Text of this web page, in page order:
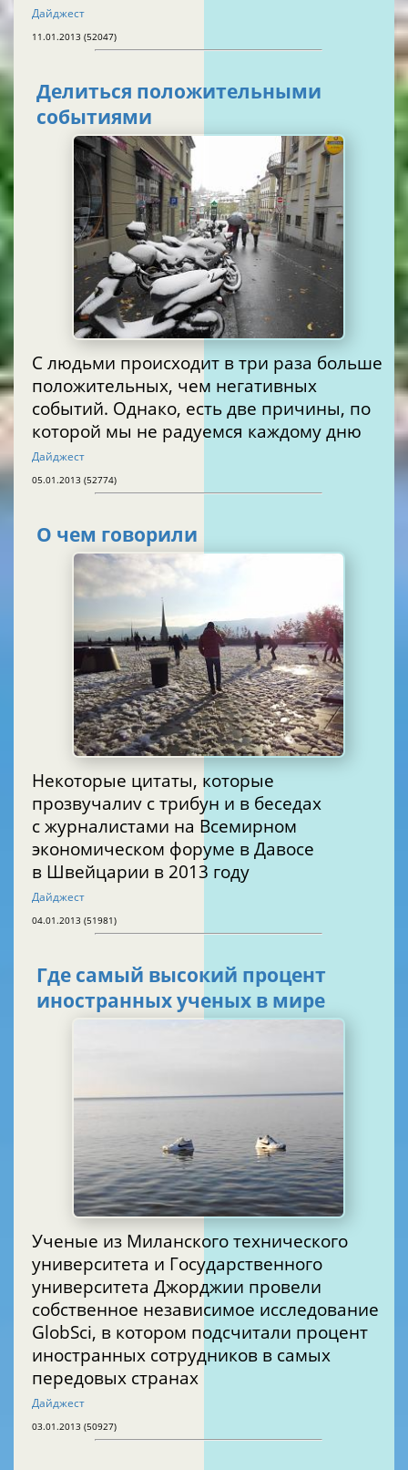
Дайджест
11.01.2013 (52047)
Делиться положительными
событиями
С людьми происходит в три раза больше
положительных, чем негативных
событий. Однако, есть две причины, по
которой мы не радуемся каждому дню
Дайджест
05.01.2013 (52774)
О чем говорили
Некоторые цитаты, которые
прозвучалиv с трибун и в беседах
с журналистами на Всемирном
экономическом форуме в Давосе
в Швейцарии в 2013 году
Дайджест
04.01.2013 (51981)
Где самый высокий процент
иностранных ученых в мире
Ученые из Миланского технического
университета и Государственного
университета Джорджии провели
собственное независимое исследование
GlobSci, в котором подсчитали процент
иностранных сотрудников в самых
передовых странах
Дайджест
03.01.2013 (50927)